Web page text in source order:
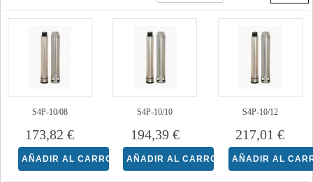
S4P-10/08
173,82 €
S4P-10/10
194,39 €
S4P-10/12
217,01 €